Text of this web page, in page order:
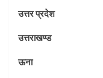
उत्तर प्रदेश
उत्तराखण्ड
ऊना